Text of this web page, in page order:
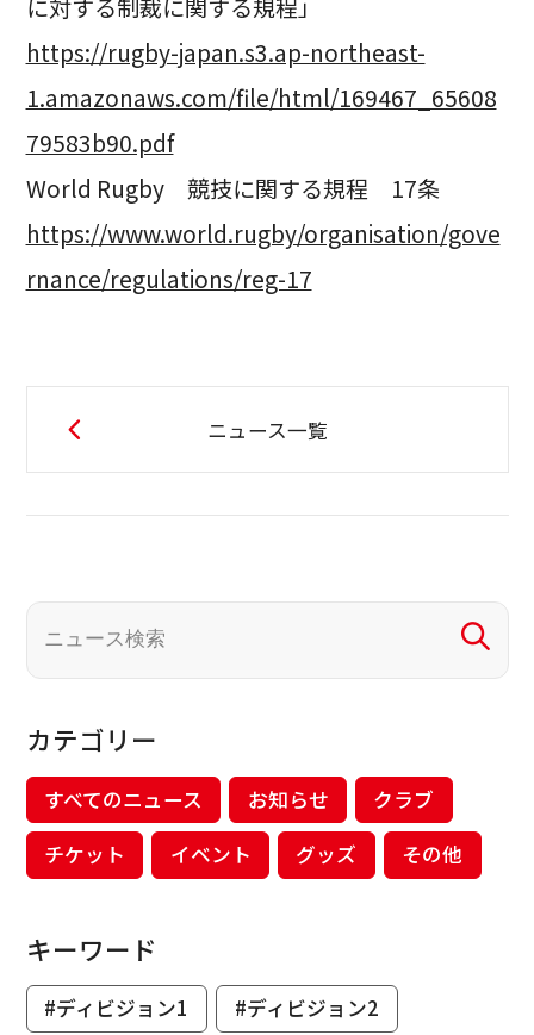
に対する制裁に関する規程」
https://rugby-japan.s3.ap-northeast-
1.amazonaws.com/file/html/169467_65608
79583b90.pdf
World Rugby 競技に関する規程 17条
https://www.world.rugby/organisation/gove
rnance/regulations/reg-17
ニュース一覧
カテゴリー
すべてのニュース お知らせ
クラブ
チケット
イベント グッズ その他
キーワード
#ディビジョン1 #ディビジョン2